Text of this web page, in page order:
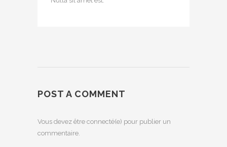
POST A COMMENT
Vous devez être connecté(e) pour publier un
commentaire.